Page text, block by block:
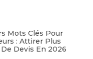
Mots Clés Pour
: Attirer Plus
De Devis En 2026